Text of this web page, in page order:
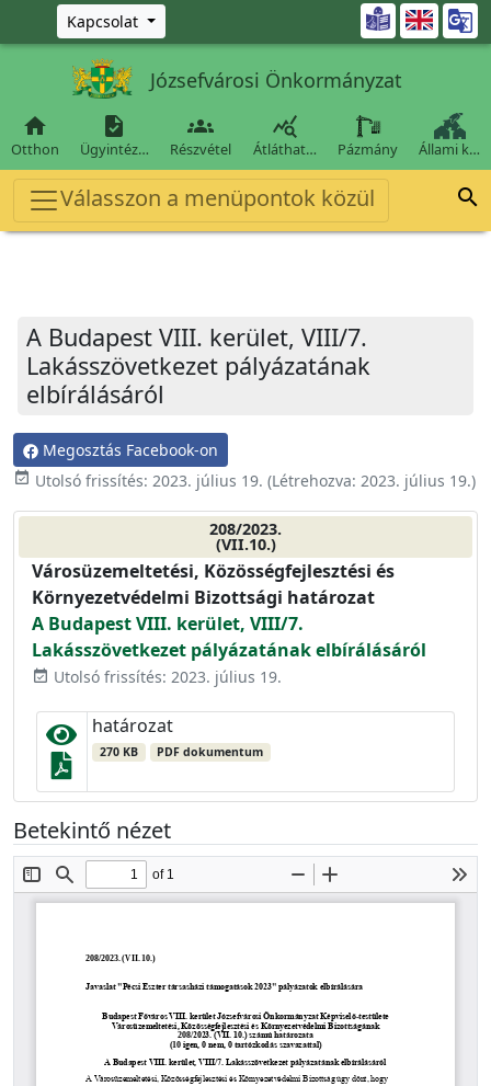
Ugrás a fő tartalomra
Kapcsolat 
Józsefvárosi Önkormányzat

Otthon

Ügyintéz…

Részvétel

Átláthat… Pázmány Állami k…
Válasszon a menüpontok közül 
A Budapest VIII. kerület, VIII/7.
Lakásszövetkezet pályázatának
elbírálásáról
Megosztás Facebook-on
event_available Utolsó frissítés: 2023. július 19. (Létrehozva: 2023. július 19.)
208/2023.
(VII.10.)
Városüzemeltetési, Közösségfejlesztési és
Környezetvédelmi Bizottsági határozat
A Budapest VIII. kerület, VIII/7.
Lakásszövetkezet pályázatának elbírálásáról
event_available Utolsó frissítés: 2023. július 19.
határozat
270 KB PDF dokumentum
Betekintő nézet